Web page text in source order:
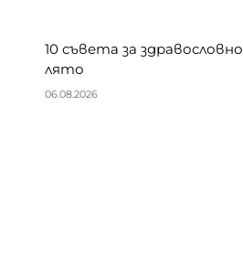
10 съвета за здравословно
лято
06.08.2026